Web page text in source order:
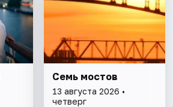
Семь мостов
13 августа 2026 •
четверг